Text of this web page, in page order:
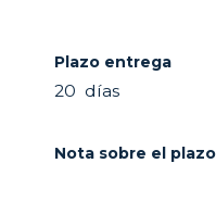
Plazo entrega
20 días
Nota sobre el